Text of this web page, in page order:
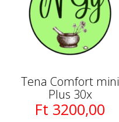
Tena Comfort mini
Plus 30x
Ft 3200,00